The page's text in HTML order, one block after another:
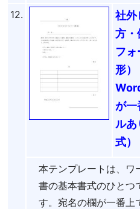
12.
社外
方・
フ
形）
が一
ルあ
式）
本テンプレートは、ワ
書の基本書式のひとつ
す。宛名の欄が一番上